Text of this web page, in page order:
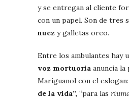
y se entregan al cliente
con un papel. Son de tres
nuez y galletas oreo.
Entre los ambulantes hay
voz mortuoria anuncia la
Mariguanol con el eslogan:
de la vida”, “para las